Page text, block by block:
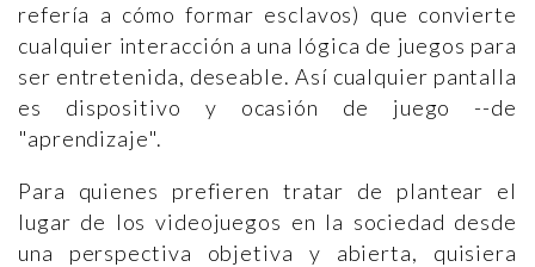
refería a cómo formar esclavos) que convierte
cualquier interacción a una lógica de juegos para
ser entretenida, deseable. Así cualquier pantalla
es dispositivo y ocasión de juego --de
"aprendizaje".
Para quienes prefieren tratar de plantear el
lugar de los videojuegos en la sociedad desde
una perspectiva objetiva y abierta, quisiera